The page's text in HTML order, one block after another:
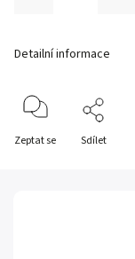
Detailní informace
Zeptat se Sdílet